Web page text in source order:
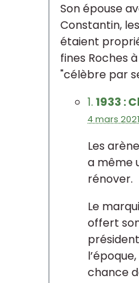
Son épouse
Constantin,
étaient
fines Roches
"célèbre par
1. 1933 :
4 mars
Les
a même
rénover.
Le
offert
chance